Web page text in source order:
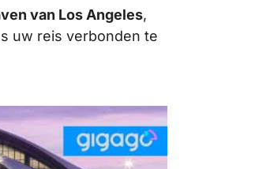
van Los Angeles,
uw reis verbonden te